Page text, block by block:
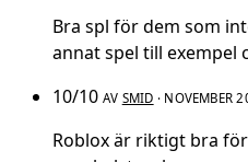
Bra spl för dem som
annat spel till exempel
10/10 AV SMID · NOVEMBER
Roblox är riktigt bra